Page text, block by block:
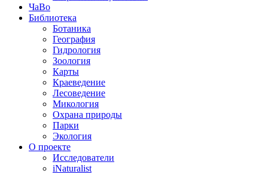
ЧаВо
Библиотека
Ботаника
География
Гидрология
Зоология
Карты
Краеведение
Лесоведение
Микология
Охрана природы
Парки
Экология
О проекте
Исследователи
iNaturalist